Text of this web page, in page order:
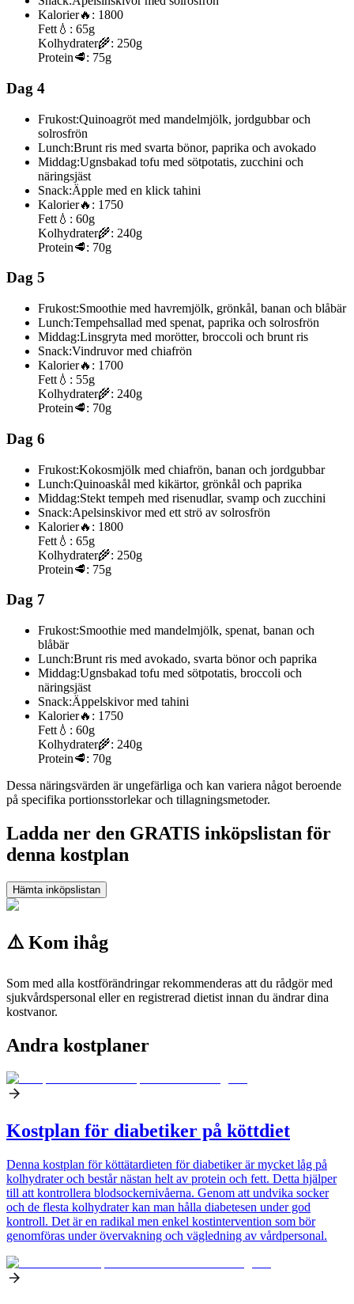
Kalorier🔥: 1800
Fett 💧: 65g
Kolhydrater🌾: 250g
Protein🥩: 75g
Dag 4
Frukost:Quinoagröt med mandelmjölk, jordgubbar och
solrosfrön
Lunch:Brunt ris med svarta bönor, paprika och avokado
Middag:Ugnsbakad tofu med sötpotatis, zucchini och
näringsjäst
Snack:Äpple med en klick tahini
Kalorier🔥: 1750
Fett 💧: 60g
Kolhydrater🌾: 240g
Protein🥩: 70g
Dag 5
Frukost:Smoothie med havremjölk, grönkål, banan och blåbär
Lunch:Tempehsallad med spenat, paprika och solrosfrön
Middag:Linsgryta med morötter, broccoli och brunt ris
Snack:Vindruvor med chiafrön
Kalorier🔥: 1700
Fett 💧: 55g
Kolhydrater🌾: 240g
Protein🥩: 70g
Dag 6
Frukost:Kokosmjölk med chiafrön, banan och jordgubbar
Lunch:Quinoaskål med kikärtor, grönkål och paprika
Middag:Stekt tempeh med risenudlar, svamp och zucchini
Snack:Apelsinskivor med ett strö av solrosfrön
Kalorier🔥: 1800
Fett 💧: 65g
Kolhydrater🌾: 250g
Protein🥩: 75g
Dag 7
Frukost:Smoothie med mandelmjölk, spenat, banan och
blåbär
Lunch:Brunt ris med avokado, svarta bönor och paprika
Middag:Ugnsbakad tofu med sötpotatis, broccoli och
näringsjäst
Snack:Äppelskivor med tahini
Kalorier🔥: 1750
Fett 💧: 60g
Kolhydrater🌾: 240g
Protein🥩: 70g
Dessa näringsvärden är ungefärliga och kan variera något beroende
på specifika portionsstorlekar och tillagningsmetoder.
Ladda ner den GRATIS inköpslistan för
denna kostplan
Hämta inköpslistan
⚠️ Kom ihåg
Som med alla kostförändringar rekommenderas att du rådgör med
sjukvårdspersonal eller en registrerad dietist innan du ändrar dina
kostvanor.
Andra kostplaner
Kostplan för diabetiker på köttdiet
Denna kostplan för köttätardieten för diabetiker är mycket låg på
kolhydrater och består nästan helt av protein och fett. Detta hjälper
till att kontrollera blodsockernivåerna. Genom att undvika socker
och de flesta kolhydrater kan man hålla diabetesen under god
kontroll. Det är en radikal men enkel kostintervention som bör
genomföras under övervakning och vägledning av vårdpersonal.